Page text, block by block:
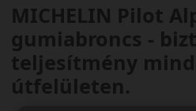
MICHELIN Pilot
gumiabroncs -
teljesítmény
útfelületen.